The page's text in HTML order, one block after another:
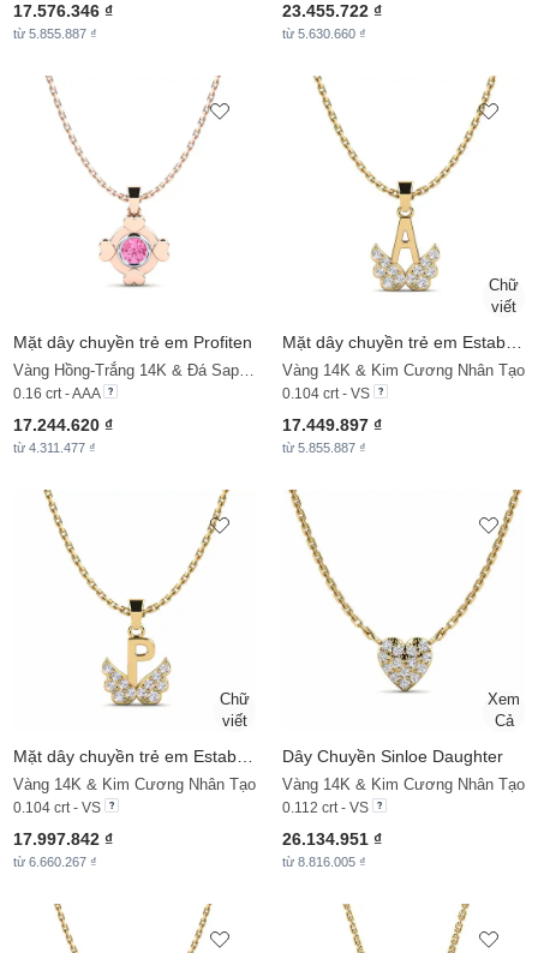
17.576.346 ₫
từ 5.855.887 ₫
23.455.722 ₫
từ 5.630.660 ₫
Mặt dây chuyền trẻ em Profiten
Vàng Hồng-Trắng 14K & Đá Sapphire Hồng
0.16 crt - AAA
17.244.620 ₫
từ 4.311.477 ₫
Vàng 14K & Kim Cương Nhân Tạo
0.104 crt - VS
17.449.897 ₫
từ 5.855.887 ₫
Vàng 14K & Kim Cương Nhân Tạo
0.104 crt - VS
17.997.842 ₫
từ 6.660.267 ₫
Dây Chuyền Sinloe Daughter
Vàng 14K & Kim Cương Nhân Tạo
0.112 crt - VS
26.134.951 ₫
từ 8.816.005 ₫